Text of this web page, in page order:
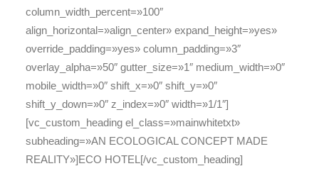
column_width_percent=»100″
align_horizontal=»align_center» expand_height=»yes»
override_padding=»yes» column_padding=»3″
overlay_alpha=»50″ gutter_size=»1″ medium_width=»0″
mobile_width=»0″ shift_x=»0″ shift_y=»0″
shift_y_down=»0″ z_index=»0″ width=»1/1″]
[vc_custom_heading el_class=»mainwhitetxt»
subheading=»AN ECOLOGICAL CONCEPT MADE
REALITY»]ECO HOTEL[/vc_custom_heading]